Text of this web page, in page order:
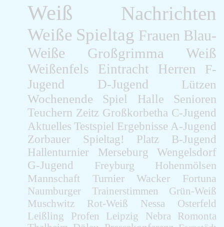
Weiß
Nachrichten
Weiße Spieltag Frauen Blau-
Weiße
Großgrimma Weiß
Weißenfels Eintracht Herren
F-
Jugend
D-Jugend Lützen
Wochenende Spiel Halle
Senioren
Teuchern Zeitz Großkorbetha C-Jugend
Aktuelles Testspiel Ergebnisse A-Jugend
Zorbauer
Spieltag! Platz
B-Jugend
Hallenturnier
Merseburg
Wengelsdorf
G-Jugend
Freyburg
Hohenmölsen
Mannschaft
Turnier Wacker
Fortuna
Naumburger
Trainerstimmen
Grün-Weiß
Muschwitz
Rot-Weiß Nessa
Osterfeld
Leißling
Profen Leipzig Nebra
Romonta